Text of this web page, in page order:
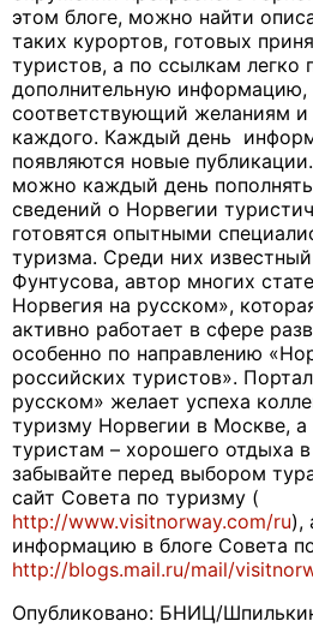
этом блоге, можно найти
таких курортов, готовых
туристов, а по ссылкам легко
дополнительную информацию,
соответствующий желаниям
каждого. Каждый день
появляются новые
можно каждый день
сведений о Норвегии
готовятся опытными
туризма. Среди них
Фунтусова, автор многих
Норвегия на русском»,
активно работает в сфере
особенно по направлению
российских туристов».
русском» желает успеха
туризму Норвегии в Москве,
туристам – хорошего отдыха
забывайте перед выбором
сайт Совета по туризму (
http://www.visitnorway.com/ru),
информацию в блоге Совета
http://blogs.mail.ru/mail/
Опубликовано: БНИЦ/